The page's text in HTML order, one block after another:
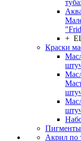
+
Краски
Пигменты
Акрил по